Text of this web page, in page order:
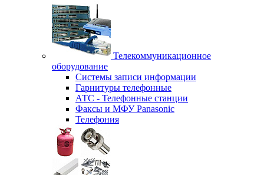
Телекоммуникационное
оборудование
Системы записи информации
Гарнитуры телефонные
АТС - Телефонные станции
Факсы и МФУ Panasonic
Телефония